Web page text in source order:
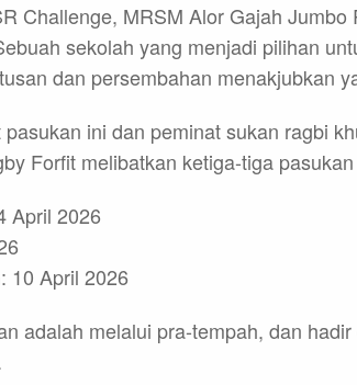
Challenge, MRSM Alor Gajah
sekolah yang menjadi pilihan
dan persembahan menakjubkan
ini dan peminat sukan ragbi
Forfit melibatkan ketiga-tiga
April 2026
10 April 2026
adalah melalui pra-tempah, dan